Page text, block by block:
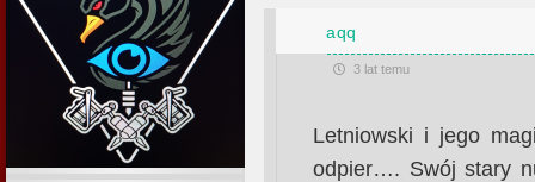
aqq
3 lat temu
Letniowski i jego
odpier…. Swój stary